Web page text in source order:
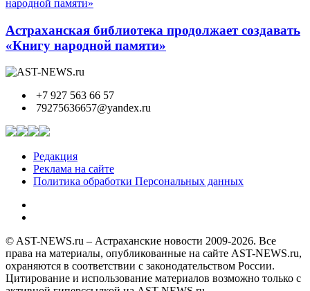
Астраханская библиотека продолжает создавать
«Книгу народной памяти»
+7 927 563 66 57
79275636657@yandex.ru
Редакция
Реклама на сайте
Политика обработки Персональных данных
© AST-NEWS.ru – Астраханские новости 2009-2026. Все
права на материалы, опубликованные на сайте AST-NEWS.ru,
охраняются в соответствии с законодательством России.
Цитирование и использование материалов возможно только с